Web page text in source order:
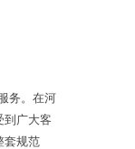
务。在河
到广大客
套规范